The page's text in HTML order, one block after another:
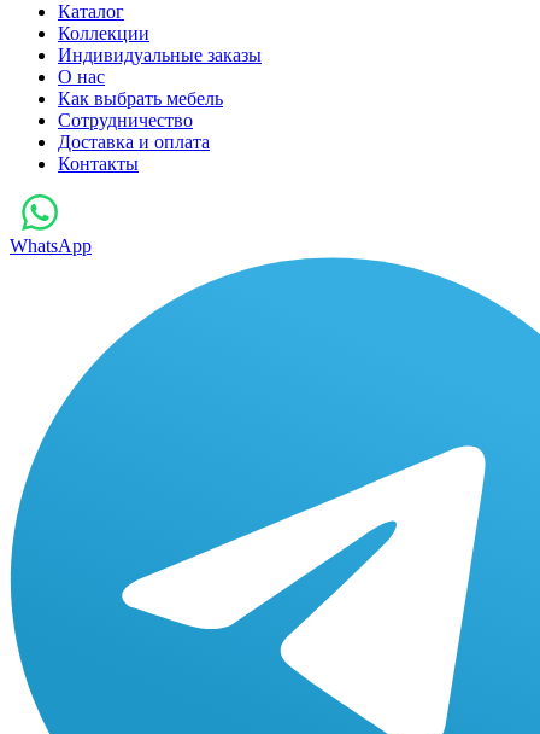
Каталог
Коллекции
Индивидуальные заказы
О нас
Как выбрать мебель
Сотрудничество
Доставка и оплата
Контакты
WhatsApp